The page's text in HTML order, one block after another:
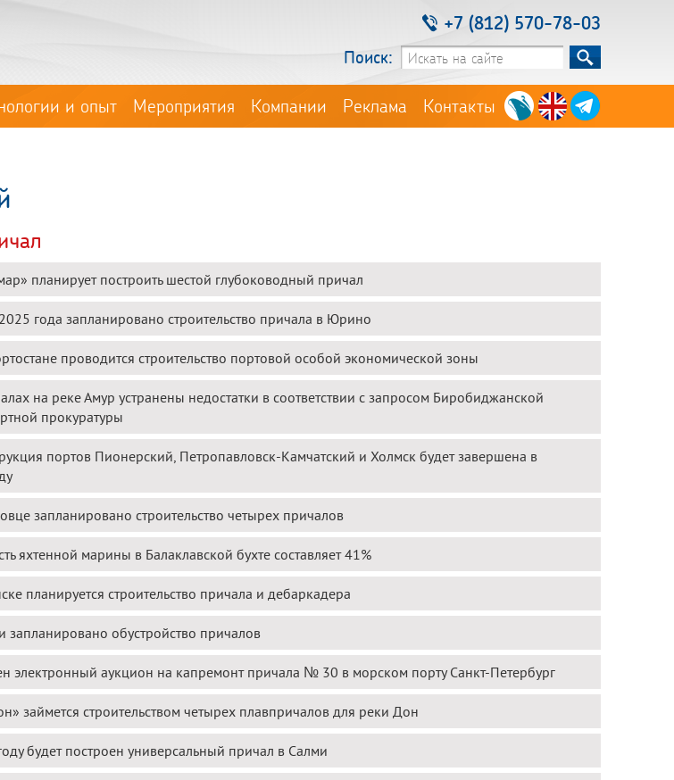
+7 (812) 570-78-03
Поиск:
и опыт Мероприятия Компании Реклама Контакты
планирует построить шестой глубоководный причал
года запланировано строительство причала в Юрино
проводится строительство портовой особой экономической зоны
на реке Амур устранены недостатки в соответствии с запросом Биробиджанской
прокуратуры
портов Пионерский, Петропавловск-Камчатский и Холмск будет завершена в
запланировано строительство четырех причалов
яхтенной марины в Балаклавской бухте составляет 41%
планируется строительство причала и дебаркадера
запланировано обустройство причалов
электронный аукцион на капремонт причала № 30 в морском порту Санкт-Петербург
займется строительством четырех плавпричалов для реки Дон
будет построен универсальный причал в Салми